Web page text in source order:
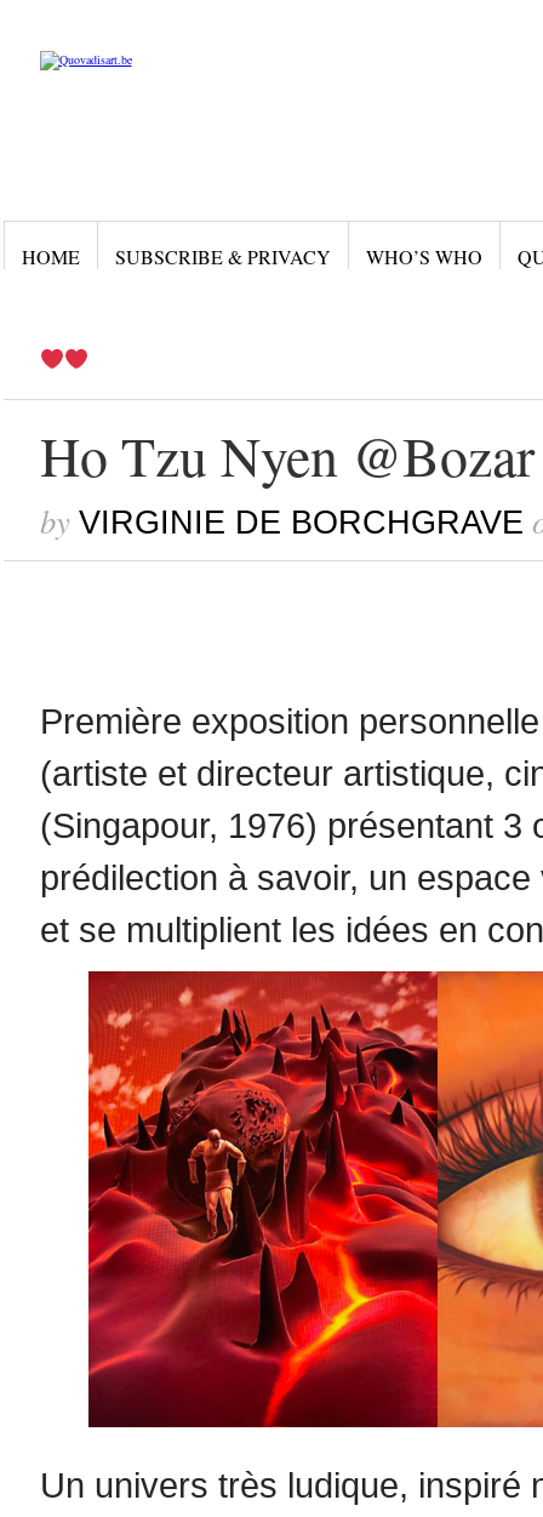
HOME SUBSCRIBE & PRIVACY WHO’S WHO
Ho Tzu Nyen
by VIRGINIE DE BORCHGRAVE
Première exposition
(artiste et directeur artistique,
(Singapour, 1976) présentant
prédilection à savoir, un espace
et se multiplient les idées en
Un univers très ludique, inspiré